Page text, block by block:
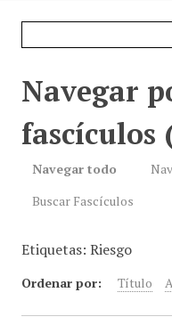
Navegar
fascículos
Navegar todo
Buscar Fascículos
Etiquetas: Riesgo
Ordenar por: Título